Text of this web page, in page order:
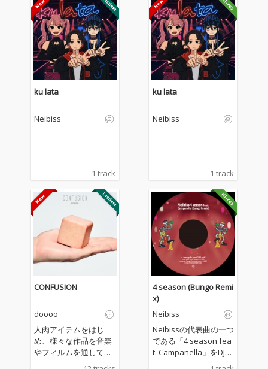
ku lata
Neibiss
1 track
ku lata
Neibiss
1 track
CONFUSION
doooo
人肉アイテムをはじ
め、様々な作品を音楽
やフィルムを通して世
に送り出してきたアー
4 season (Bungo Remi
x)
Neibiss
Neibissの代表曲の一つ
である「4 season fea
t. Campanella」をDJと
しても大活中のBungo